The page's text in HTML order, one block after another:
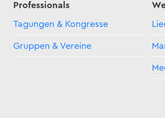
Professionals
Tagungen & Kongresse
Gruppen & Vereine